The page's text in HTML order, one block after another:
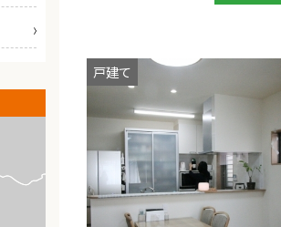
戸建て